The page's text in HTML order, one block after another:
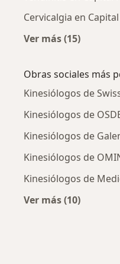
Cervicalgia en
Ver más (15)
Obras sociales más
Kinesiólogos de
Kinesiólogos de
Kinesiólogos de
Kinesiólogos de
Kinesiólogos de
Ver más (10)